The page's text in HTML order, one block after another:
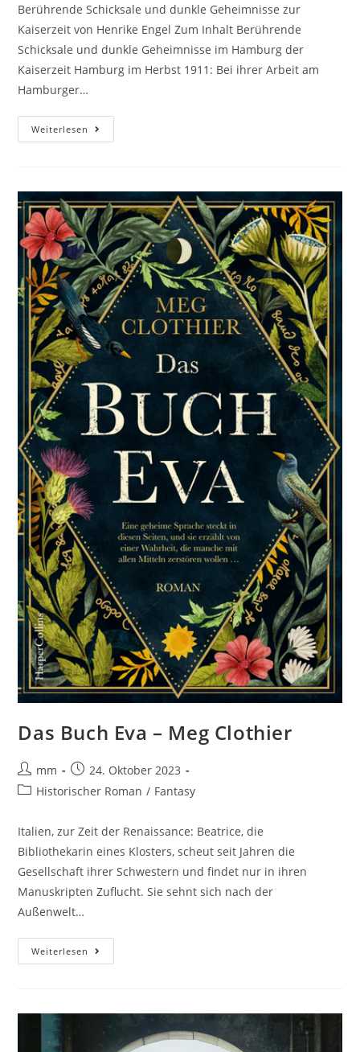
Berührende Schicksale und dunkle Geheimnisse zur
Kaiserzeit von Henrike Engel Zum Inhalt Berührende
Schicksale und dunkle Geheimnisse im Hamburg der
Kaiserzeit Hamburg im Herbst 1911: Bei ihrer Arbeit am
Hamburger…
Weiterlesen
Das Buch Eva – Meg Clothier
mm
24. Oktober 2023
Historischer Roman / Fantasy
Italien, zur Zeit der Renaissance: Beatrice, die
Bibliothekarin eines Klosters, scheut seit Jahren die
Gesellschaft ihrer Schwestern und findet nur in ihren
Manuskripten Zuflucht. Sie sehnt sich nach der
Außenwelt…
Weiterlesen